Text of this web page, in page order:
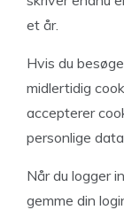
et år.
Hvis du
midlertidig
accepterer
personlige
Når du logger
gemme din